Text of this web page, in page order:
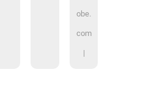
obe.
com
|